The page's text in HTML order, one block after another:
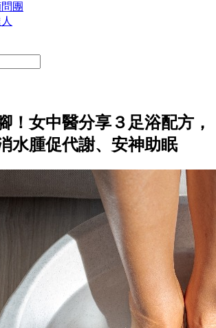
團
！女中醫分享３足浴配方，
水腫促代謝、安神助眠